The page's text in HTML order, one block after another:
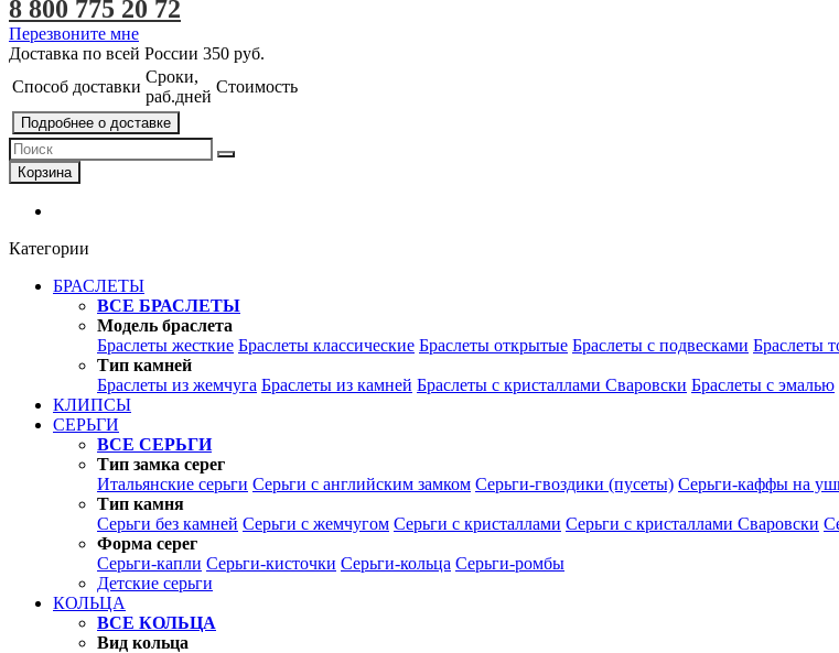
8 800 775 20 72
Перезвоните мне
Доставка по всей России 350 руб.
Способ доставки
Сроки,
раб.дней
Стоимость
Подробнее о доставке
Корзина
Категории
БРАСЛЕТЫ
ВСЕ БРАСЛЕТЫ
Модель браслета
Браслеты жесткие Браслеты классические Браслеты открытые Браслеты с подвесками Браслеты
Тип камней
Браслеты из жемчуга Браслеты из камней Браслеты с кристаллами Сваровски Браслеты с эмалью
КЛИПСЫ
СЕРЬГИ
ВСЕ СЕРЬГИ
Тип замка серег
Итальянские серьги Серьги с английским замком Серьги-гвоздики (пусеты) Серьги-каффы на
Тип камня
Серьги без камней Серьги с жемчугом Серьги с кристаллами Серьги с кристаллами Сваровски
Форма серег
Серьги-капли Серьги-кисточки Серьги-кольца Серьги-ромбы
Детские серьги
КОЛЬЦА
ВСЕ КОЛЬЦА
Вид кольца